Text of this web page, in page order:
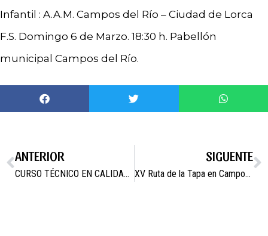
Infantil : A.A.M. Campos del Río – Ciudad de Lorca
F.S. Domingo 6 de Marzo. 18:30 h. Pabellón
municipal Campos del Río.
ANTERIOR
CURSO TÉCNICO EN CALIDAD DE INDUSTRIAS ALIMENTARIAS
SIGUENTE
XV Ruta de la Tapa en Campos del Río